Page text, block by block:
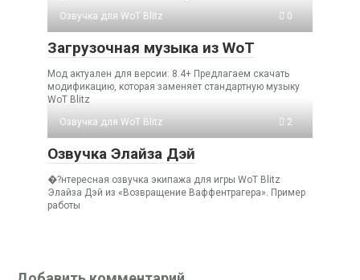
Озвучка для WoT Blitz
0
Загрузочная музыка из WoT
Мод актуален для версии: 8.4+ Предлагаем скачать
модификацию, которая заменяет стандартную музыку
WoT Blitz
Озвучка для WoT Blitz
2
Озвучка Элайза Дэй
�?нтересная озвучка экипажа для игры WoT Blitz
Элайза Дэй из «Возвращение Ваффентрагера». Пример
работы